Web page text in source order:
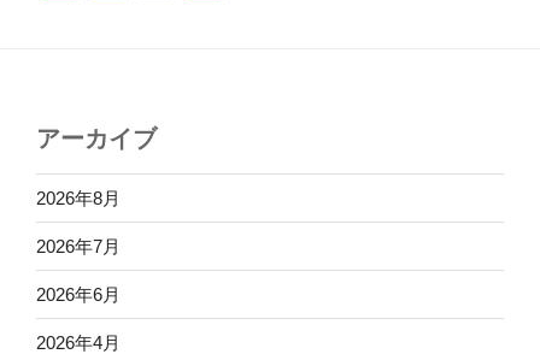
b
o
o
k
d
o
アーカイブ
2026年8月
2026年7月
2026年6月
2026年4月